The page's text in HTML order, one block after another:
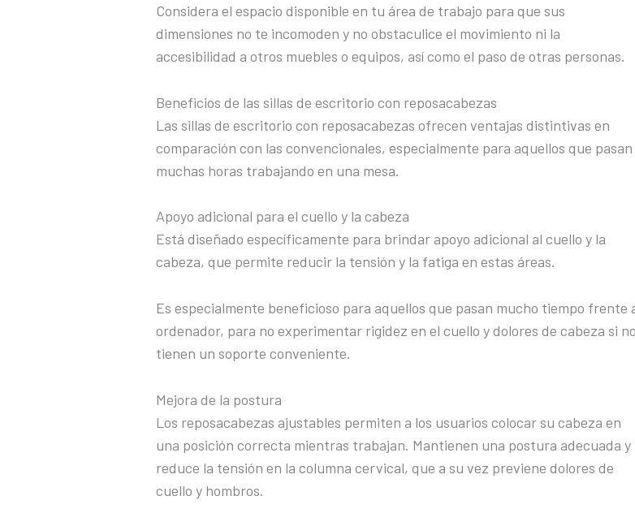
Considera el espacio disponible en tu área de trabajo para que sus
dimensiones no te incomoden y no obstaculice el movimiento ni la
accesibilidad a otros muebles o equipos, así como el paso de otras personas.
Beneficios de las sillas de escritorio con reposacabezas
Las sillas de escritorio con reposacabezas ofrecen ventajas distintivas en
comparación con las convencionales, especialmente para aquellos que pasan
muchas horas trabajando en una mesa.
Apoyo adicional para el cuello y la cabeza
Está diseñado específicamente para brindar apoyo adicional al cuello y la
cabeza, que permite reducir la tensión y la fatiga en estas áreas.
Es especialmente beneficioso para aquellos que pasan mucho tiempo frente
ordenador, para no experimentar rigidez en el cuello y dolores de cabeza si no
tienen un soporte conveniente.
Mejora de la postura
Los reposacabezas ajustables permiten a los usuarios colocar su cabeza en
una posición correcta mientras trabajan. Mantienen una postura adecuada y
reduce la tensión en la columna cervical, que a su vez previene dolores de
cuello y hombros.